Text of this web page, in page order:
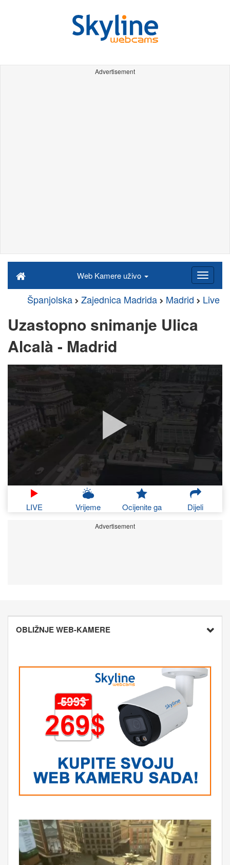
Advertisement
Web Kamere uživo
Španjolska Zajednica Madrida Madrid Live
Uzastopno snimanje Ulica
Alcalà - Madrid
LIVE Vrijeme Ocijenite ga Dijeli
Advertisement
OBLIŽNJE WEB-KAMERE